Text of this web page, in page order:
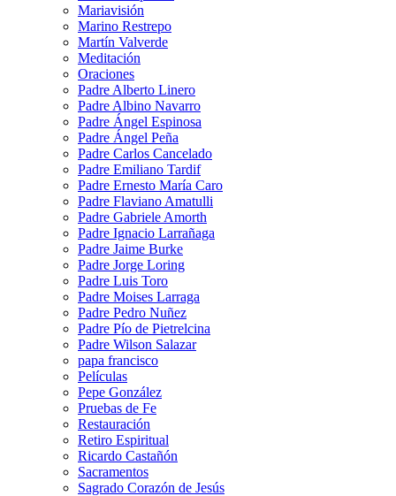
Mariavisión
Marino Restrepo
Martín Valverde
Meditación
Oraciones
Padre Alberto Linero
Padre Albino Navarro
Padre Ángel Espinosa
Padre Ángel Peña
Padre Carlos Cancelado
Padre Emiliano Tardif
Padre Ernesto María Caro
Padre Flaviano Amatulli
Padre Gabriele Amorth
Padre Ignacio Larrañaga
Padre Jaime Burke
Padre Jorge Loring
Padre Luis Toro
Padre Moises Larraga
Padre Pedro Nuñez
Padre Pío de Pietrelcina
Padre Wilson Salazar
papa francisco
Películas
Pepe González
Pruebas de Fe
Restauración
Retiro Espiritual
Ricardo Castañón
Sacramentos
Sagrado Corazón de Jesús